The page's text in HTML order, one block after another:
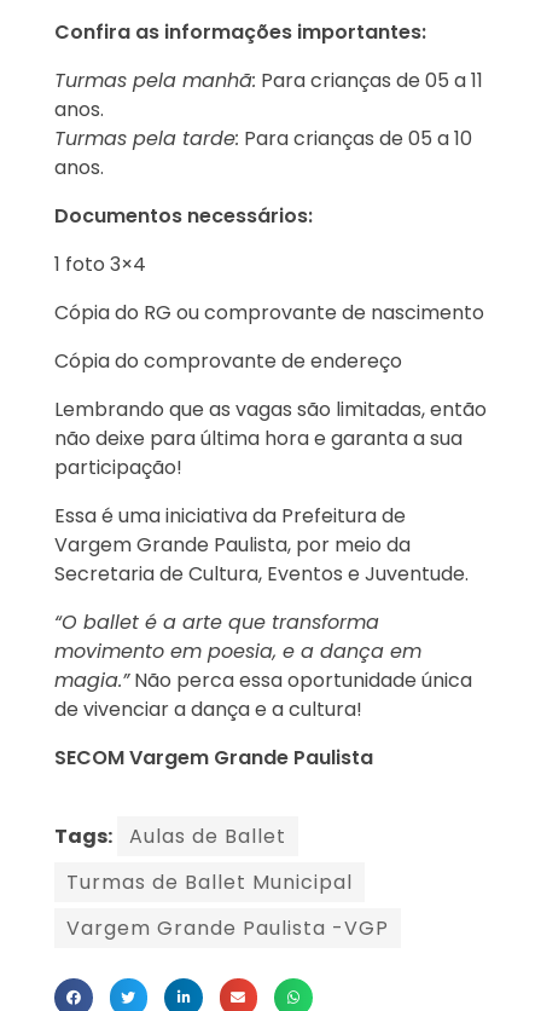
Confira as informações importantes:
Turmas pela manhã: Para crianças de 05 a 11
anos.
Turmas pela tarde: Para crianças de 05 a 10
anos.
Documentos necessários:
1 foto 3×4
Cópia do RG ou comprovante de nascimento
Cópia do comprovante de endereço
Lembrando que as vagas são limitadas, então
não deixe para última hora e garanta a sua
participação!
Essa é uma iniciativa da Prefeitura de
Vargem Grande Paulista, por meio da
Secretaria de Cultura, Eventos e Juventude.
“O ballet é a arte que transforma
movimento em poesia, e a dança em
magia.”Não perca essa oportunidade única
de vivenciar a dança e a cultura!
SECOM Vargem Grande Paulista
Tags:
Aulas de Ballet
Turmas de Ballet Municipal
Vargem Grande Paulista -VGP